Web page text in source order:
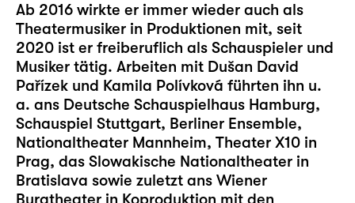
Ab 2016 wirkte er immer wieder auch als
Theatermusiker in Produktionen mit, seit
2020 ist er freiberuflich als Schauspieler und
Musiker tätig. Arbeiten mit Dušan David
Pařízek und Kamila Polívková führten ihn u.
a. ans Deutsche Schauspielhaus Hamburg,
Schauspiel Stuttgart, Berliner Ensemble,
Nationaltheater Mannheim, Theater X10 in
Prag, das Slowakische Nationaltheater in
Bratislava sowie zuletzt ans Wiener